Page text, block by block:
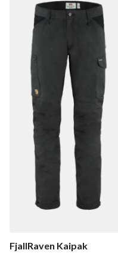
FjallRaven Kaipak